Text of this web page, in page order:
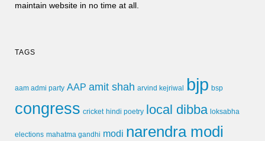
maintain website in no time at all.
TAGS
aam admi party AAP amit shah arvind kejriwal bjp bsp
congress cricket hindi poetry local dibba loksabha
elections mahatma gandhi modi narendra modi